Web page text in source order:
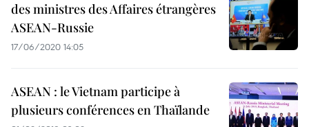
des ministres des Affaires étrangères
ASEAN-Russie
17/06/2020 14:05
ASEAN : le Vietnam participe à
plusieurs conférences en Thaïlande